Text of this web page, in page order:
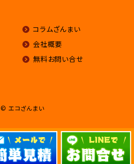
コラムざんまい
会社概要
無料お問い合せ
© エコざんまい